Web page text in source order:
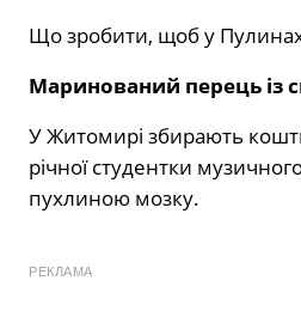
Що зробити, щоб у Пулинах
Маринований перець із
У Житомирі збирають
річної студентки
пухлиною мозку.
РЕКЛАМА